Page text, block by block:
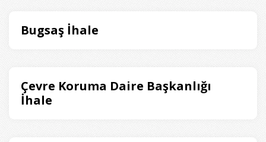
Bugsaş İhale
Çevre Koruma Daire Başkanlığı
İhale